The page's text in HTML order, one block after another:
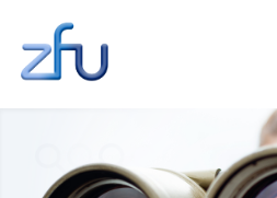
Zentralstelle für